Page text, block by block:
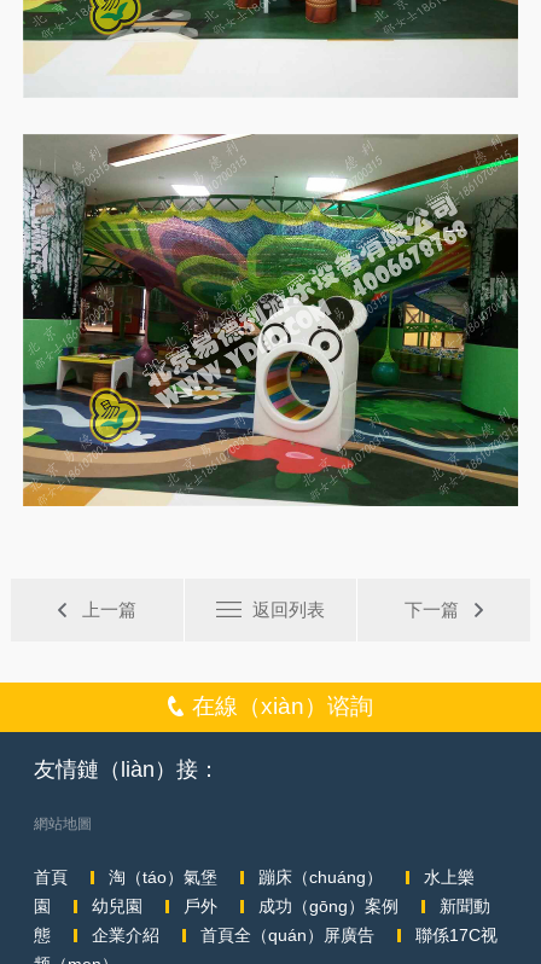
上一篇 返回列表 下一篇
在線（xiàn）谘詢
友情鏈（liàn）接：
網站地圖
首頁 淘（táo）氣堡 蹦床（chuáng）
水上樂
園
幼兒園 戶外 成功（gōng）案例
新聞動
態
企業介紹 首頁全（quán）屏廣告
聯係17C视